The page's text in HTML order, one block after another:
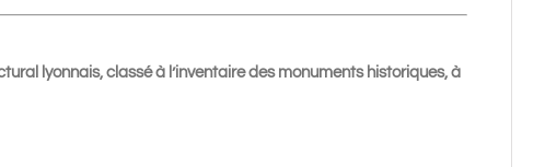
lyonnais, classé à l’inventaire des monuments historiques, à